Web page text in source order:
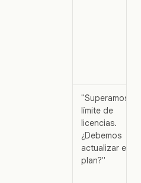
"Superamos el
límite de
licencias.
¿Debemos
actualizar el
plan?"